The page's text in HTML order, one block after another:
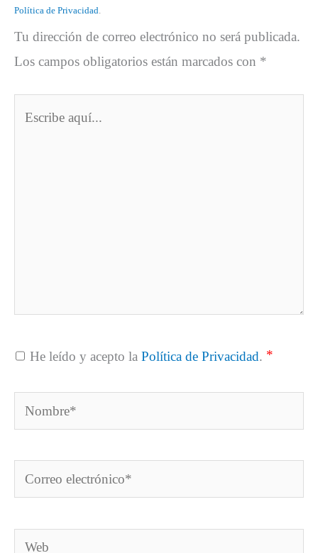
Política de Privacidad.
Tu dirección de correo electrónico no será publicada.
Los campos obligatorios están marcados con *
He leído y acepto la Política de Privacidad. *
Nombre*
Correo
electrónico*
Web